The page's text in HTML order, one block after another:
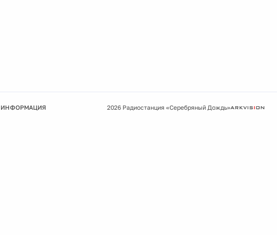
ИНФОРМАЦИЯ 2026 Радиостанция «Серебряный Дождь»